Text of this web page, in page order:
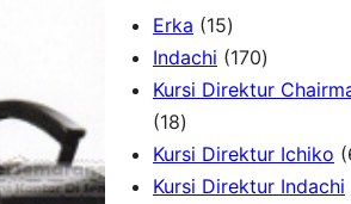
Erka 151
5
p
o
d
Indachi 1701
7
p
r
Kursi Direktur
181
8
p
Kursi Direktur Ichiko
Kursi Direktur Indachi